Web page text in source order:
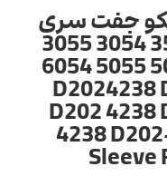
جفت سری
6054 2555 3554 3555 3054 3055
4035 4054 4055 5054 5055 6054
2554 /
D202 4238
4238
Sleeve